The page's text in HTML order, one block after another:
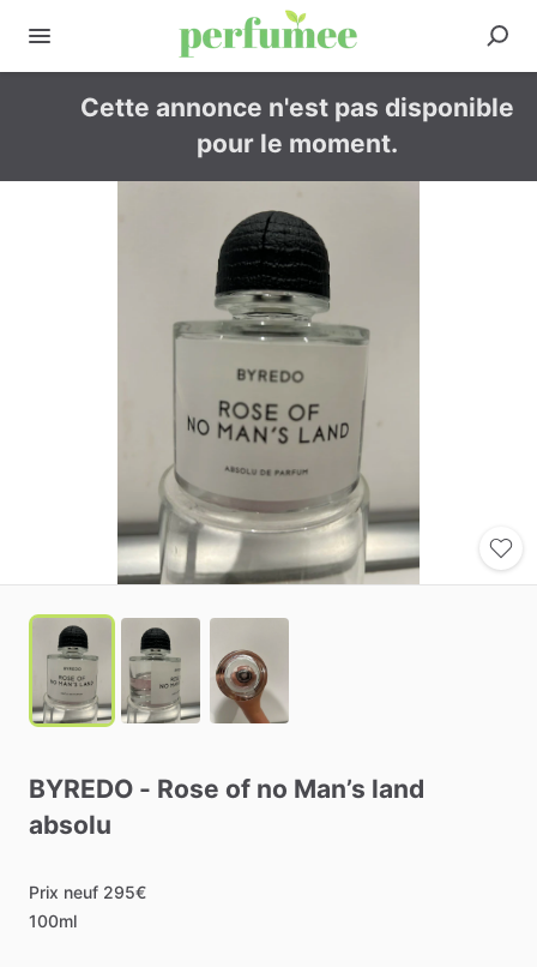
Cette annonce n'est pas disponible
pour le moment.
BYREDO - Rose of no Man’s land
absolu
Prix neuf 295€
100ml